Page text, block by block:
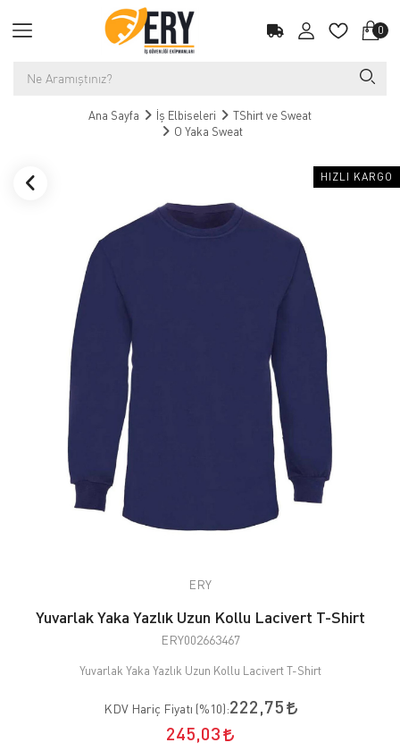
0
Ana Sayfa İş Elbiseleri
TShirt ve Sweat
O Yaka Sweat
HIZLI KARGO
ERY
Yuvarlak Yaka Yazlık Uzun Kollu Lacivert T-Shirt
ERY002663467
Yuvarlak Yaka Yazlık Uzun Kollu Lacivert T-Shirt
KDV Hariç Fiyatı (%10):222,75
245,03